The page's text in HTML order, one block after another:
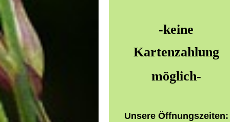
-keine
Kartenzahlung
möglich-
Unsere Öffnungszeiten: